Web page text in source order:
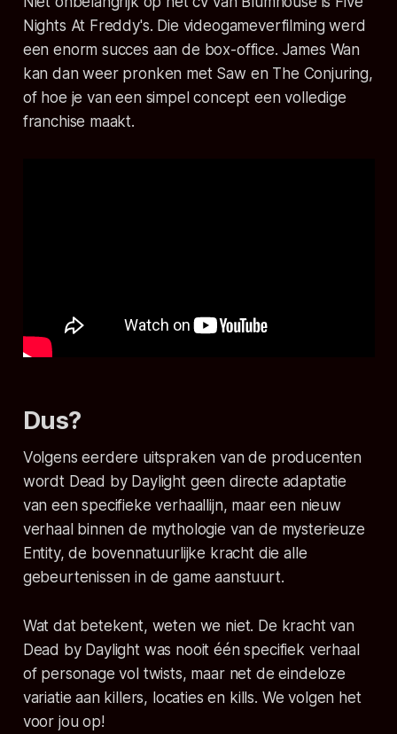
Nights At Freddy's. Die videogameverfilming werd
een enorm succes aan de box-office. James Wan
kan dan weer pronken met Saw en The Conjuring,
of hoe je van een simpel concept een volledige
franchise maakt.
Dus?
Volgens eerdere uitspraken van de producenten
wordt Dead by Daylight geen directe adaptatie
van een specifieke verhaallijn, maar een nieuw
verhaal binnen de mythologie van de mysterieuze
Entity, de bovennatuurlijke kracht die alle
gebeurtenissen in de game aanstuurt.
Wat dat betekent, weten we niet. De kracht van
Dead by Daylightwas nooit één specifiek verhaal
of personage vol twists, maar net de eindeloze
variatie aan killers, locaties en kills. We volgen het
voor jou op!